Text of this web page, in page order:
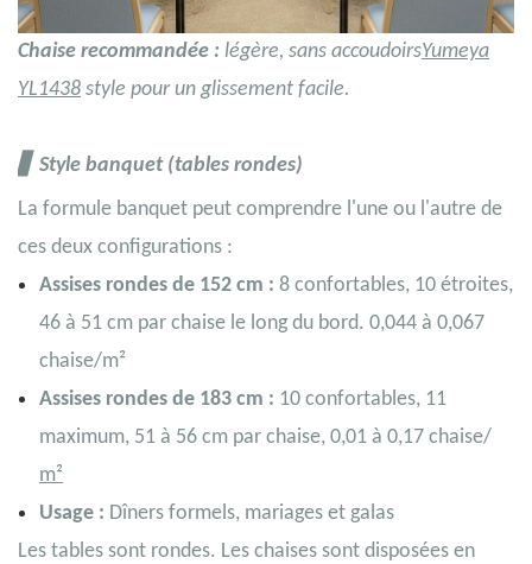
Chaise recommandée : légère, sans accoudoirsYumeya
YL1438 style pour un glissement facile.
▋ Style banquet (tables rondes)
La formule banquet peut comprendre l'une ou l'autre de
ces deux configurations :
Assises rondes de 152 cm : 8 confortables, 10 étroites,
46 à 51 cm par chaise le long du bord. 0,044 à 0,067
chaise/m²
Assises rondes de 183 cm : 10 confortables, 11
maximum, 51 à 56 cm par chaise, 0,01 à 0,17 chaise/
m²
Usage : Dîners formels, mariages et galas
Les tables sont rondes. Les chaises sont disposées en